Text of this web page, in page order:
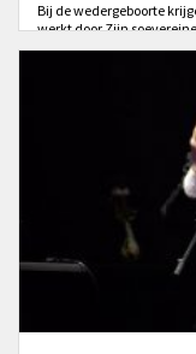
Bij de wedergeboorte
werkt door Zijn
Nieuwe affecties voor